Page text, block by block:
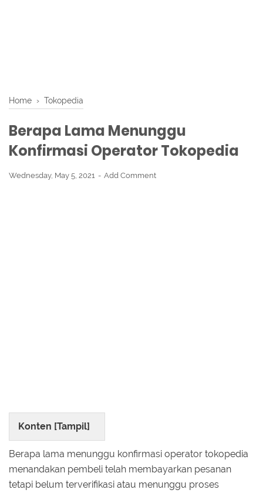
Home › Tokopedia
Berapa Lama Menunggu
Konfirmasi Operator Tokopedia
Wednesday, May 5, 2021 Add Comment
Konten [Tampil]
Berapa lama menunggu konfirmasi operator tokopedia
menandakan pembeli telah membayarkan pesanan
tetapi belum terverifikasi atau menunggu proses